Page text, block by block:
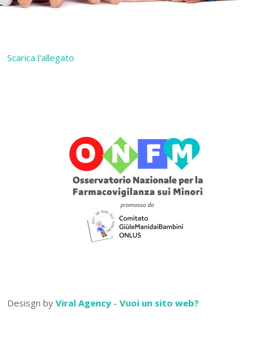
Scarica l'allegato
Desisgn by Viral Agency - Vuoi un sito web?